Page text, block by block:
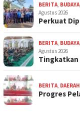
BERITA BUDAYA
Agustus 2026
Perkuat
BERITA BUDAYA
Agustus 2026
Tingkatkan
BERITA DAERAH
Progres